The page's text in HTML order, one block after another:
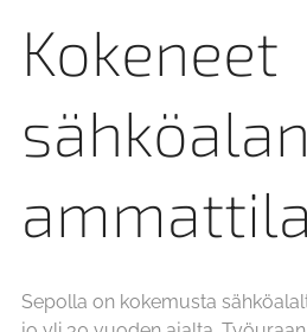
Kokeneet
sähköalan
Sepolla on kokemusta